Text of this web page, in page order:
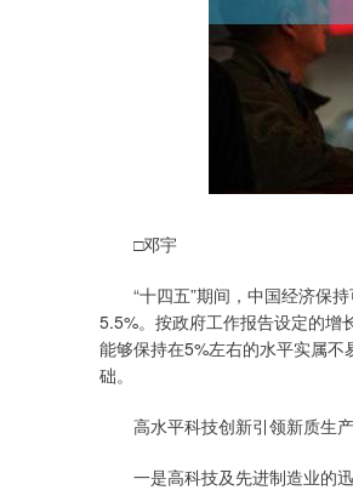
□邓宇
“十四五”期间，中国经济保持
5.5%。按政府工作报告设定的增
能够保持在5%左右的水平实属不
础。
高水平科技创新引领新质生
一是高科技及先进制造业的迅
深证成指